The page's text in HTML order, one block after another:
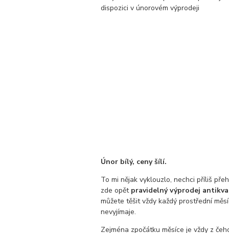
dispozici v únorovém výprodeji
Únor bílý, ceny šílí.
To mi nějak vyklouzlo, nechci příliš
zde opět pravidelný výprodej
můžete těšit vždy každý prostřední
nevyjímaje.
Zejména zpočátku měsíce je vždy z